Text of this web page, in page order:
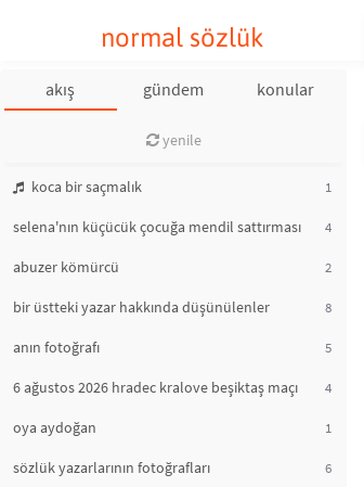
normal sözlük
akış gündem konular
yenile
koca bir saçmalık 1
selena'nın küçücük çocuğa mendil sattırması 4
abuzer kömürcü 2
bir üstteki yazar hakkında düşünülenler 8
anın fotoğrafı 5
6 ağustos 2026 hradec kralove beşiktaş maçı 4
oya aydoğan 1
sözlük yazarlarının fotoğrafları 6